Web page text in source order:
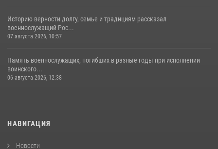
Историю верности долгу, семье и традициям рассказал
военнослужащий Рос...
07 августа 2026, 10:57
Память военнослужащих, погибших в разные годы при исполнении
воинского...
06 августа 2026, 12:38
НАВИГАЦИЯ
Новости